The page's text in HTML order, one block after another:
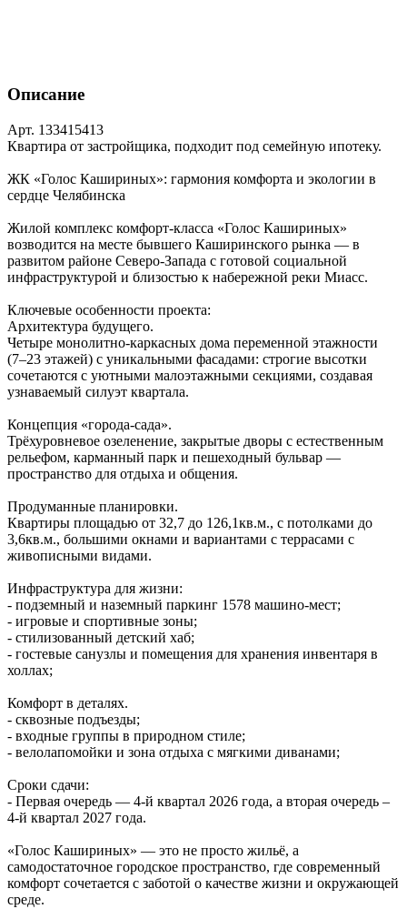
Описание
Арт. 133415413
Квартира от застройщика, подходит под семейную ипотеку.
ЖК «Голос Кашириных»: гармония комфорта и экологии в
сердце Челябинска
Жилой комплекс комфорт‑класса «Голос Кашириных»
возводится на месте бывшего Каширинского рынка — в
развитом районе Северо‑Запада с готовой социальной
инфраструктурой и близостью к набережной реки Миасс.
Ключевые особенности проекта:
Архитектура будущего.
Четыре монолитно‑каркасных дома переменной этажности
(7–23 этажей) с уникальными фасадами: строгие высотки
сочетаются с уютными малоэтажными секциями, создавая
узнаваемый силуэт квартала.
Концепция «города‑сада».
Трёхуровневое озеленение, закрытые дворы с естественным
рельефом, карманный парк и пешеходный бульвар —
пространство для отдыха и общения.
Продуманные планировки.
Квартиры площадью от 32,7 до 126,1кв.м., с потолками до
3,6кв.м., большими окнами и вариантами с террасами с
живописными видами.
Инфраструктура для жизни:
- подземный и наземный паркинг 1578 машино‑мест;
- игровые и спортивные зоны;
- стилизованный детский хаб;
- гостевые санузлы и помещения для хранения инвентаря в
холлах;
Комфорт в деталях.
- сквозные подъезды;
- входные группы в природном стиле;
- велолапомойки и зона отдыха с мягкими диванами;
Сроки сдачи:
- Первая очередь — 4‑й квартал 2026 года, а вторая очередь –
4-й квартал 2027 года.
«Голос Кашириных» — это не просто жильё, а
самодостаточное городское пространство, где современный
комфорт сочетается с заботой о качестве жизни и окружающей
среде.